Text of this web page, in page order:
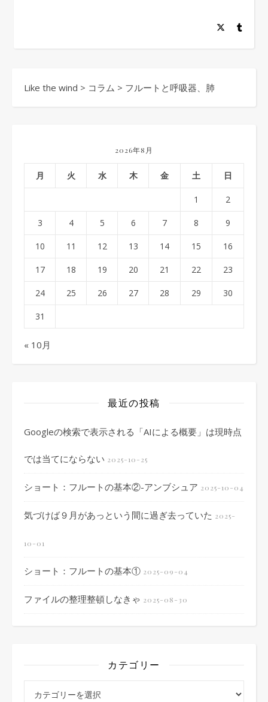
Like the wind > コラム > フルートと呼吸器、肺
2026年8月
月 火 水 木 金 土 日
1 2
3 4 5 6 7 8 9
10 11 12 13 14 15 16
17 18 19 20 21 22 23
24 25 26 27 28 29 30
31
« 10月
最近の投稿
Googleの検索で表示される「AIによる概要」は現時点
では当てにならない 2025-10-25
ショート：フルートの基本②-アンブシュア 2025-10-04
気づけば９月があっという間に過ぎ去っていた 2025-
10-01
ショート：フルートの基本① 2025-09-04
ファイルの整理整頓しなきゃ 2025-08-30
カテゴリー